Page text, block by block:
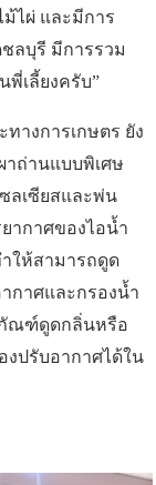
ม้ไผ่ และมีการ
ชลบุรี มีการรวม
พี่เลี้ยงครับ”
างการเกษตร ยัง
ถ่านแบบพิเศษ
ลเซียสและพ่น
ากาศของไอน้ำ
ให้สามารถดูด
กาศและกรองน้ำ
ภัณฑ์ดูดกลิ่นหรือ
งปรับอากาศได้ใน